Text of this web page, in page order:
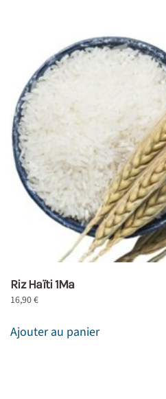
Riz Haïti 1Ma
16,90€
Ajouter au panier